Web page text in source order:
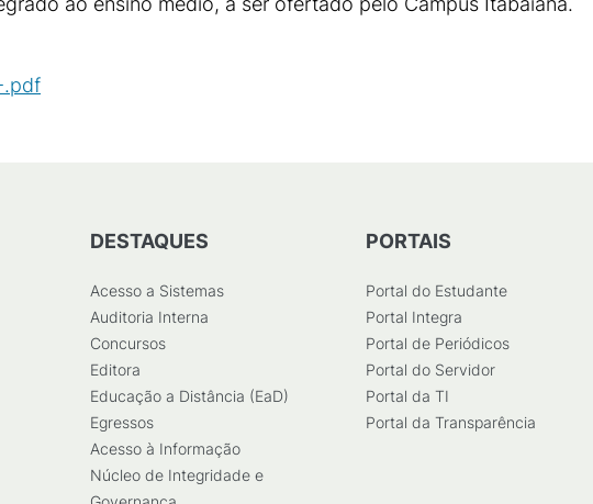
.pdf
DESTAQUES
Acesso a Sistemas
Auditoria Interna
Concursos
Editora
Educação a Distância (EaD)
Egressos
Acesso à Informação
Núcleo de Integridade e
PORTAIS
Portal do Estudante
Portal Integra
Portal de Periódicos
Portal do Servidor
Portal da TI
Portal da Transparência